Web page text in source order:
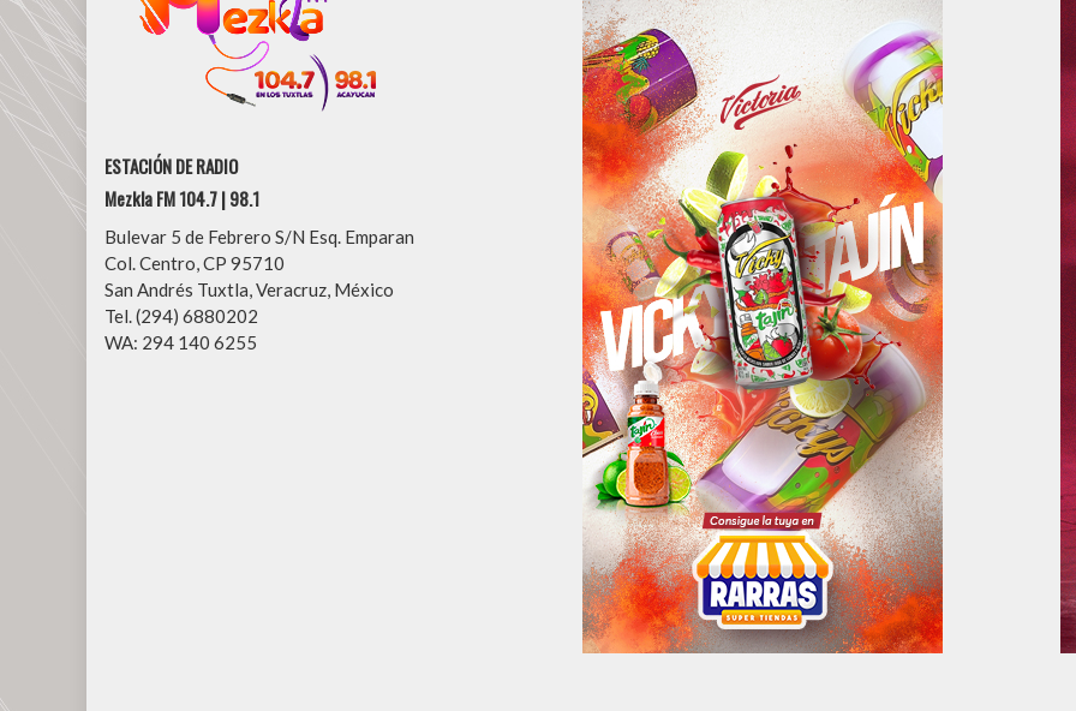
ESTACIÓN DE RADIO
Mezkla FM 104.7 | 98.1
Bulevar 5 de Febrero S/N Esq. Emparan
Col. Centro, CP 95710
San Andrés Tuxtla, Veracruz, México
Tel. (294) 6880202
WA: 294 140 6255